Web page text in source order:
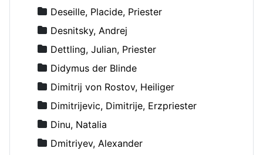
Deseille, Placide, Priester
Desnitsky, Andrej
Dettling, Julian, Priester
Didymus der Blinde
Dimitrij von Rostov, Heiliger
Dimitrijevic, Dimitrije, Erzpriester
Dinu, Natalia
Dmitriyev, Alexander